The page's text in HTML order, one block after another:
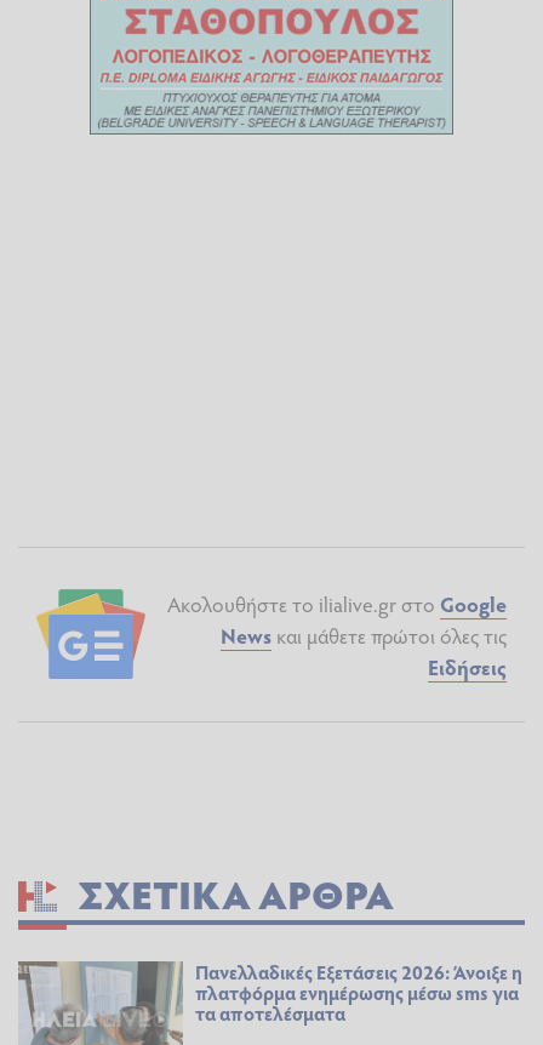
Ακολουθήστε το ilialive.gr στο Google
News και μάθετε πρώτοι όλες τις
Ειδήσεις
ΣΧΕΤΙΚΆ ΆΡΘΡΑ
Πανελλαδικές Εξετάσεις 2026: Άνοιξε η
πλατφόρμα ενημέρωσης μέσω sms για
τα αποτελέσματα